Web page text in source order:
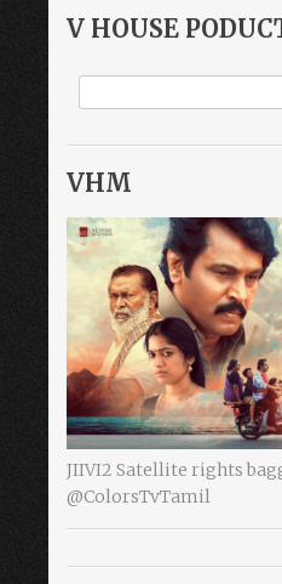
V HOUSE
VHM
JIIVI2 Satellite rights
@ColorsTvTamil